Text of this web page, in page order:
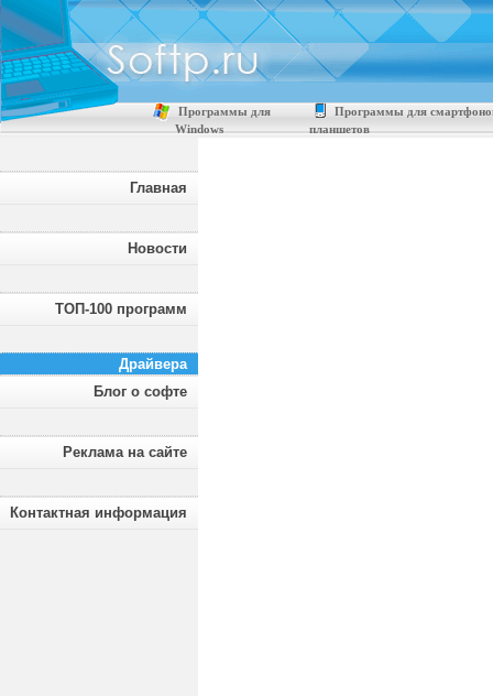
Программы для
Windows
Программы для
планшетов
Главная
Новости
ТОП-100 программ
Драйвера
Блог о софте
Реклама на сайте
Контактная информация